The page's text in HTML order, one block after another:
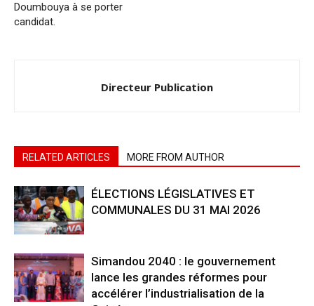
Doumbouya à se porter
candidat.
Directeur Publication
RELATED ARTICLES MORE FROM AUTHOR
ÉLECTIONS LÉGISLATIVES ET
COMMUNALES DU 31 MAI 2026
Simandou 2040 : le gouvernement
lance les grandes réformes pour
accélérer l’industrialisation de la